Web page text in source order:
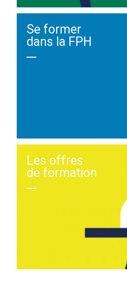
Se former
dans la FPH
Les offres
de formation